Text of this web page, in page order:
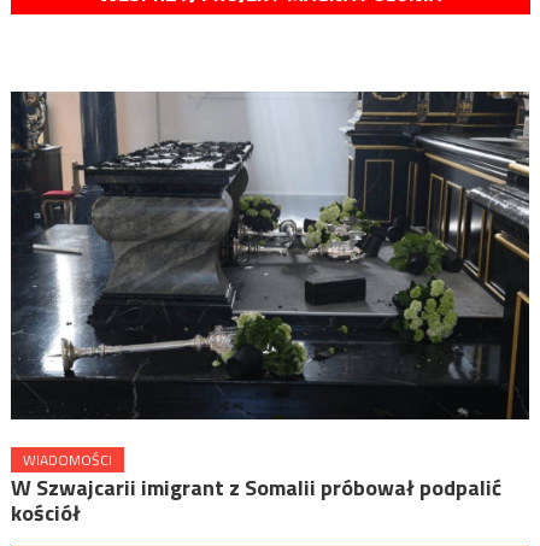
WIADOMOŚCI
W Szwajcarii imigrant z Somalii próbował podpalić
kościół